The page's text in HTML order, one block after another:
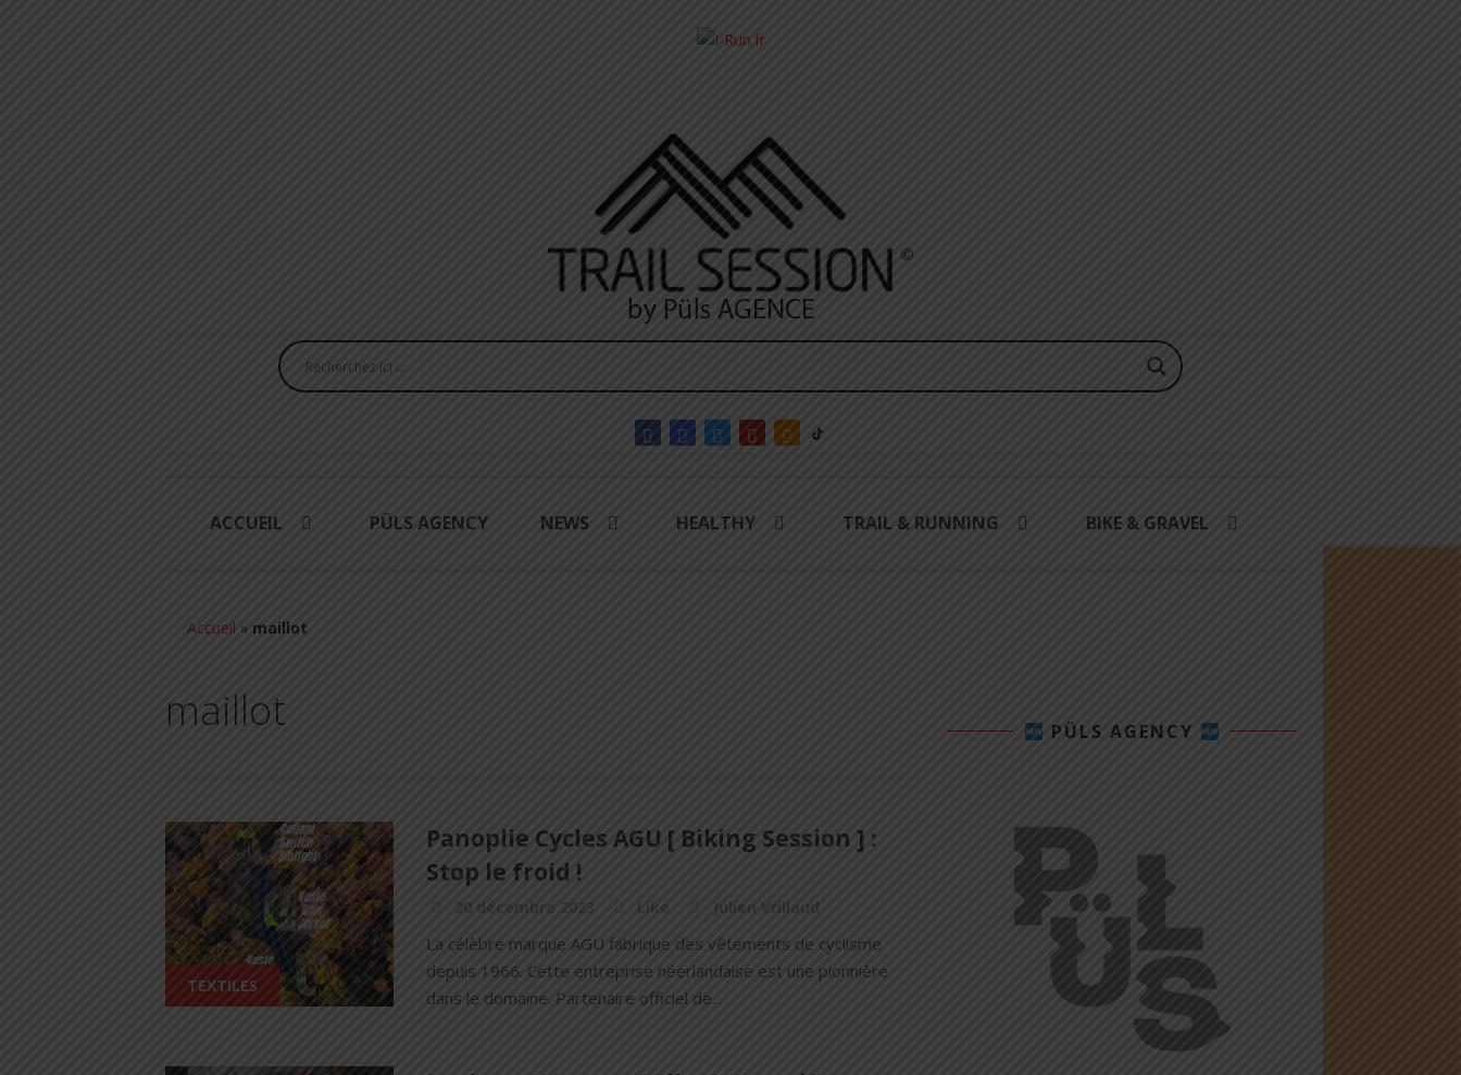
ACCUEIL PÜLS AGENCY NEWS HEALTHY TRAIL & RUNNING BIKE & GRAVEL
Accueil » maillot
maillot
TEXTILES
Panoplie Cycles AGU [ Biking Session ] :
Stop le froid !
20 décembre 2023 Like Julien Vrillaud
La célèbre marque AGU fabrique des vêtements de cyclisme
depuis 1966. Cette entreprise néerlandaise est une pionnière
dans le domaine. Partenaire officiel de...
PÜLS AGENCY